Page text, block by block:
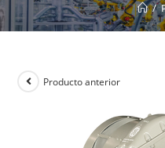
/
Producto anterior